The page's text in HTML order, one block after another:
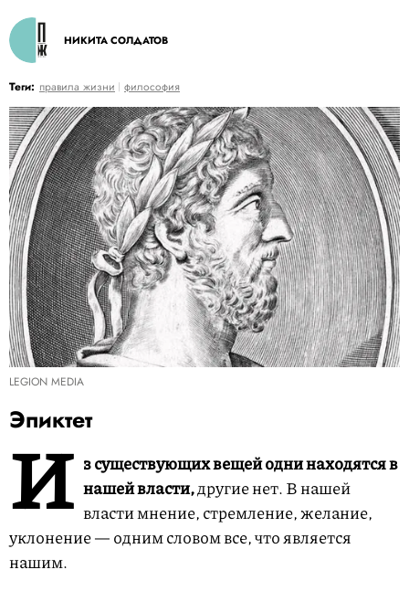
НИКИТА СОЛДАТОВ
Теги: правила жизни философия
LEGION MEDIA
Эпиктет
И з существующих вещей одни находятся в
нашей власти,другие нет. В нашей
власти мнение, стремление, желание,
уклонение — одним словом все, что является
нашим.